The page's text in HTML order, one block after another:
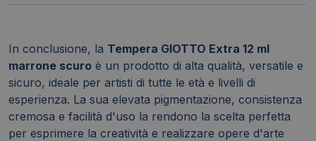
In conclusione, la Tempera GIOTTO Extra 12 ml
marrone scuro è un prodotto di alta qualità, versatile e
sicuro, ideale per artisti di tutte le età e livelli di
esperienza. La sua elevata pigmentazione, consistenza
cremosa e facilità d'uso la rendono la scelta perfetta
per esprimere la creatività e realizzare opere d'arte